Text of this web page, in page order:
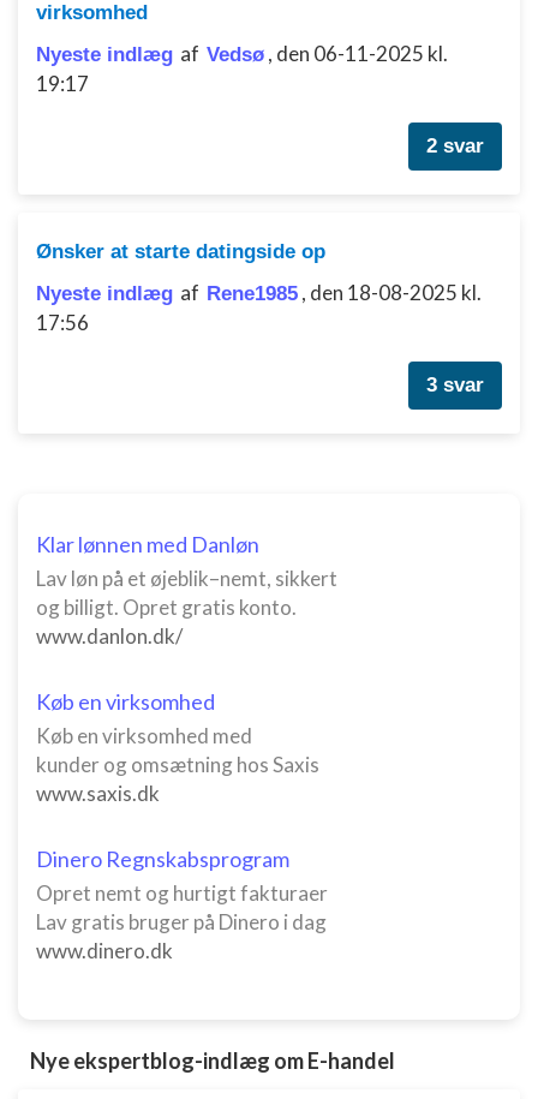
virksomhed
Nyeste indlæg af Vedsø , den 06-11-2025 kl.
19:17
2 svar
Ønsker at starte datingside op
Nyeste indlæg af Rene1985 , den 18-08-2025 kl.
17:56
3 svar
Klar lønnen med Danløn
Lav løn på et øjeblik–nemt, sikkert
og billigt. Opret gratis konto.
www.danlon.dk/
Køb en virksomhed
Køb en virksomhed med
kunder og omsætning hos Saxis
www.saxis.dk
Dinero Regnskabsprogram
Opret nemt og hurtigt fakturaer
Lav gratis bruger på Dinero i dag
www.dinero.dk
Nye ekspertblog-indlæg om E-handel